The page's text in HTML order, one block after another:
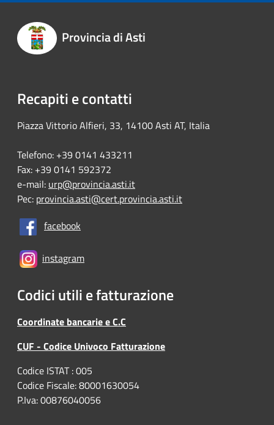
Provincia di Asti
Recapiti e contatti
Piazza Vittorio Alfieri, 33, 14100 Asti AT, Italia
Telefono: +39 0141 433211
Fax: +39 0141 592372
e-mail: urp@provincia.asti.it
Pec: provincia.asti@cert.provincia.asti.it
facebook
instagram
Codici utili e fatturazione
Coordinate bancarie e C.C
CUF - Codice Univoco Fatturazione
Codice ISTAT : 005
Codice Fiscale: 80001630054
P.Iva: 00876040056